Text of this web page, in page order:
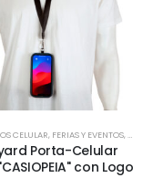
CELULAR, FERIAS Y EVENTOS,
Porta-Celular
con Logo